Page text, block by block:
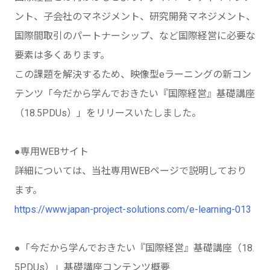
ント、子会社のマネジメント、研究開発マネジメント、
国際間取引のパートナーシップ、など国際経営に必要な
要素は多くあります。
この課題を解決するため、映像型eラーニングの新コン
テンツ「今だから学んでおきたい『国際経営』基礎講座
（18.5PDUs）」をリリースいたしました。
●専用WEBサイト
詳細については、当社専用WEBページで説明しており
ます。
https://www.japan-project-solutions.com/e-learning-013
●「今だから学んでおきたい『国際経営』基礎講座（18.
5PDUs）」基礎講座コンテンツ概要